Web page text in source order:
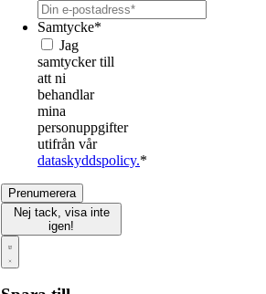
Samtycke*
Jag
samtycker till
att ni
behandlar
mina
personuppgifter
utifrån vår
dataskyddspolicy.*
Prenumerera
Nej tack, visa inte
igen!